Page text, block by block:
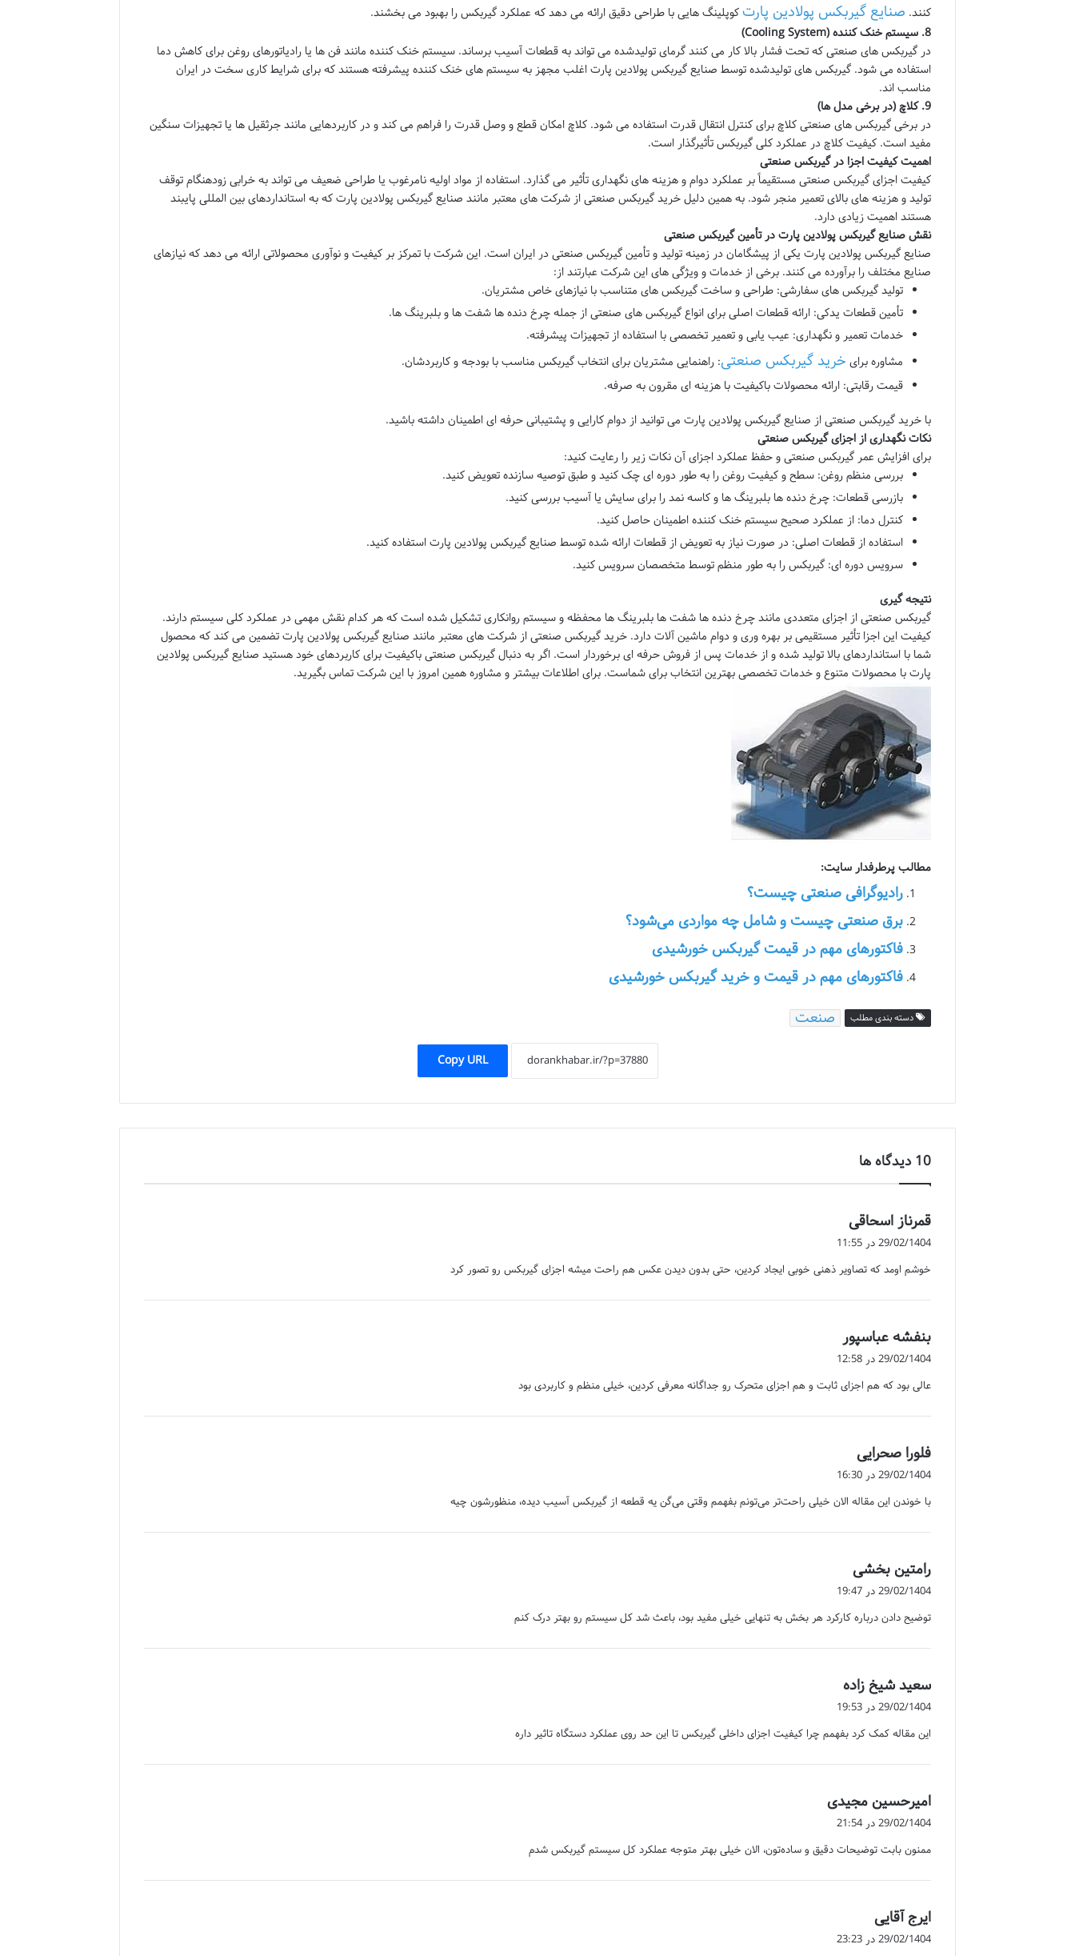
کنند. صنایع گیربکس پولادین پارت کوپلینگ هایی با طراحی دقیق ارائه می دهد که عملکرد گیربکس را بهبود می بخشند.
8. سیستم خنک کننده (Cooling System)
در گیربکس های صنعتی که تحت فشار بالا کار می کنند گرمای تولیدشده می تواند به قطعات آسیب برساند. سیستم خنک کننده مانند فن ها یا رادیاتورهای روغن برای کاهش دما
استفاده می شود. گیربکس های تولیدشده توسط صنایع گیربکس پولادین پارتاغلب مجهز به سیستم های خنک کننده پیشرفته هستند که برای شرایط کاری سخت در ایران
مناسب اند.
9. کلاچ (در برخی مدل ها)
در برخی گیربکس های صنعتی کلاچ برای کنترل انتقال قدرت استفاده می شود. کلاچ امکان قطع و وصل قدرت را فراهم می کند و در کاربردهایی مانند جرثقیل ها یا تجهیزات سنگین
مفید است. کیفیت کلاچ در عملکرد کلی گیربکس تأثیرگذار است.
اهمیت کیفیت اجزا در گیربکس صنعتی
کیفیت اجزای گیربکس صنعتی مستقیماً بر عملکرد دوام و هزینه های نگهداری تأثیر می گذارد. استفاده از مواد اولیه نامرغوب یا طراحی ضعیف می تواند به خرابی زودهنگام توقف
تولید و هزینه های بالای تعمیر منجر شود. به همین دلیلخرید گیربکس صنعتیاز شرکت های معتبر مانند صنایع گیربکس پولادین پارتکه به استانداردهای بین المللی پایبند
هستند اهمیت زیادی دارد.
نقش صنایع گیربکس پولادین پارت در تأمین گیربکس صنعتی
صنایع گیربکس پولادین پارت یکی از پیشگامان در زمینه تولید و تأمینگیربکس صنعتی در ایران است. این شرکت با تمرکز بر کیفیت و نوآوری محصولاتی ارائه می دهد که نیازهای
صنایع مختلف را برآورده می کنند. برخی از خدمات و ویژگی های این شرکت عبارتند از:
تولید گیربکس های سفارشی: طراحی و ساخت گیربکس های متناسب با نیازهای خاص مشتریان.
تأمین قطعات یدکی: ارائه قطعات اصلی برای انواع گیربکس های صنعتی از جمله چرخ دنده ها شفت ها و بلبرینگ ها.
خدمات تعمیر و نگهداری: عیب یابی و تعمیر تخصصی با استفاده از تجهیزات پیشرفته.
مشاوره برای خرید گیربکس صنعتی: راهنمایی مشتریان برای انتخاب گیربکس مناسب با بودجه و کاربردشان.
قیمت رقابتی: ارائه محصولات باکیفیت با هزینه ای مقرون به صرفه.
باخرید گیربکس صنعتیاز صنایع گیربکس پولادین پارت می توانید از دوام کارایی و پشتیبانی حرفه ای اطمینان داشته باشید.
نکات نگهداری از اجزای گیربکس صنعتی
برای افزایش عمر گیربکس صنعتی و حفظ عملکرد اجزای آن نکات زیر را رعایت کنید:
بررسی منظم روغن: سطح و کیفیت روغن را به طور دوره ای چک کنید و طبق توصیه سازنده تعویض کنید.
بازرسی قطعات: چرخ دنده ها بلبرینگ ها و کاسه نمد را برای سایش یا آسیب بررسی کنید.
کنترل دما: از عملکرد صحیح سیستم خنک کننده اطمینان حاصل کنید.
استفاده از قطعات اصلی: در صورت نیاز به تعویض از قطعات ارائه شده توسط صنایع گیربکس پولادین پارتاستفاده کنید.
سرویس دوره ای: گیربکس را به طور منظم توسط متخصصان سرویس کنید.
نتیجه گیری
گیربکس صنعتی از اجزای متعددی مانند چرخ دنده ها شفت ها بلبرینگ ها محفظه و سیستم روانکاری تشکیل شده است که هر کدام نقش مهمی در عملکرد کلی سیستم دارند.
کیفیت این اجزا تأثیر مستقیمی بر بهره وری و دوام ماشین آلات دارد.خرید گیربکس صنعتیاز شرکت های معتبر مانند صنایع گیربکس پولادین پارتتضمین می کند که محصول
شما با استانداردهای بالا تولید شده و از خدمات پس از فروش حرفه ای برخوردار است. اگر به دنبال گیربکس صنعتی باکیفیت برای کاربردهای خود هستید صنایع گیربکس پولادین
پارتبا محصولات متنوع و خدمات تخصصی بهترین انتخاب برای شماست. برای اطلاعات بیشتر و مشاوره همین امروز با این شرکت تماس بگیرید.
مطالب پرطرفدار سایت:
رادیوگرافی صنعتی چیست؟
برق صنعتی چیست و شامل چه مواردی می‌شود؟
فاکتورهای مهم در قیمت گیربکس خورشیدی
فاکتورهای مهم در قیمت و خرید گیربکس خورشیدی
دسته بندی مطلب صنعت
Copy URL
‫10 دیدگاه ها
قمرناز اسحاقی
ف
:
29/02/1404 در 11:55
خوشم اومد که تصاویر ذهنی خوبی ایجاد کردین، حتی بدون دیدن عکس هم راحت میشه اجزای گیربکس رو تصور کرد
بنفشه عباسپور
ف
:
29/02/1404 در 12:58
عالی بود که هم اجزای ثابت و هم اجزای متحرک رو جداگانه معرفی کردین، خیلی منظم و کاربردی بود
فلورا صحرایی
ف
:
29/02/1404 در 16:30
با خوندن این مقاله الان خیلی راحت‌تر می‌تونم بفهمم وقتی می‌گن یه قطعه از گیربکس آسیب دیده، منظورشون چیه
رامتین بخشی
ف
:
29/02/1404 در 19:47
توضیح دادن درباره کارکرد هر بخش به تنهایی خیلی مفید بود، باعث شد کل سیستم رو بهتر درک کنم
سعید شیخ زاده
ف
:
29/02/1404 در 19:53
این مقاله کمک کرد بفهمم چرا کیفیت اجزای داخلی گیربکس تا این حد روی عملکرد دستگاه تاثیر داره
امیرحسین مجیدی
:
29/02/1404 در 21:54
ممنون بابت توضیحات دقیق و ساده‌تون، الان خیلی بهتر متوجه عملکرد کل سیستم گیربکس شدم
ایرج آقایی
ت
29/02/1404 در 23:23